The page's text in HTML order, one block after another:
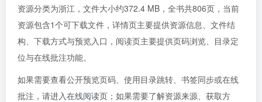
资源分类为浙江，文件大小约372.4 MB，全书共806页，当前
资源包含1个可下载文件，详情页主要提供资源信息、文件结
构、下载方式与预览入口，阅读页主要提供页码浏览、目录定
位与在线批注功能。
如果需要查看公开预览页码、使用目录跳转、书签同步或在线
批注，请进入在线阅读页 ；如果需要了解资源来源、获取方